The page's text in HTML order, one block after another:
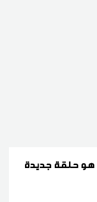
هو حلقة جديدة